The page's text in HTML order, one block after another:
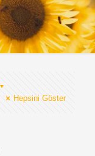
Hepsini Göster